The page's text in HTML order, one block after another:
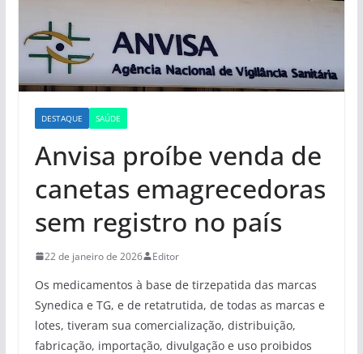
DESTAQUE SAÚDE
Anvisa proíbe venda de
canetas emagrecedoras
sem registro no país
22 de janeiro de 2026 Editor
Os medicamentos à base de tirzepatida das marcas
Synedica e TG, e de retatrutida, de todas as marcas e
lotes, tiveram sua comercialização, distribuição,
fabricação, importação, divulgação e uso proibidos